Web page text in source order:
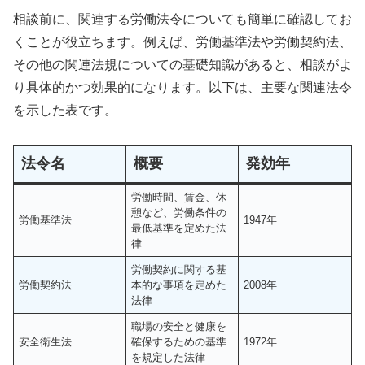
相談前に、関連する労働法令についても簡単に確認してお
くことが役立ちます。例えば、労働基準法や労働契約法、
その他の関連法規についての基礎知識があると、相談がよ
り具体的かつ効果的になります。以下は、主要な関連法令
を示した表です。
法令名 概要 発効年
労働基準法
労働時間、賃金、休
憩など、労働条件の
最低基準を定めた法
律
1947年
労働契約法
労働契約に関する基
本的な事項を定めた
法律
2008年
安全衛生法
職場の安全と健康を
確保するための基準
を規定した法律
1972年